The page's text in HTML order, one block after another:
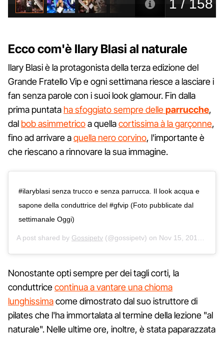
Ecco com'è Ilary Blasi al naturale
Ilary Blasi è la protagonista della terza edizione del
Grande Fratello Vip e ogni settimana riesce a lasciare i
fan senza parole con i suoi look glamour. Fin dalla
prima puntata ha sfoggiato sempre delleparrucche,
dal bob asimmetricoa quellacortissima à la garçonne,
fino ad arrivare aquella nero corvino, l'importante è
che riescano a rinnovare la sua immagine.
#ilaryblasi senza trucco e senza parrucca. Il look acqua e
sapone della conduttrice del #gfvip (Foto pubblicate dal
settimanale Oggi)
A post shared by Gossipetv (@gossipetv) on Nov 15, 2018 at 4:48am PST
Nonostante opti sempre per dei tagli corti, la
conduttricecontinua a vantare una chioma
lunghissimacome dimostrato dal suo istruttore di
pilates che l'ha immortalata al termine della lezione "al
naturale". Nelle ultime ore, inoltre, è stata paparazzata